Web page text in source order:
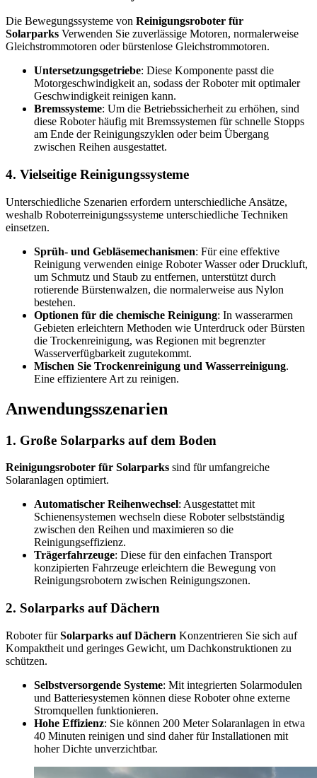
Die Bewegungssysteme von Reinigungsroboter für
Solarparks Verwenden Sie zuverlässige Motoren, normalerweise
Gleichstrommotoren oder bürstenlose Gleichstrommotoren.
Untersetzungsgetriebe: Diese Komponente passt die
Motorgeschwindigkeit an, sodass der Roboter mit optimaler
Geschwindigkeit reinigen kann.
Bremssysteme: Um die Betriebssicherheit zu erhöhen, sind
diese Roboter häufig mit Bremssystemen für schnelle Stopps
am Ende der Reinigungszyklen oder beim Übergang
zwischen Reihen ausgestattet.
4. Vielseitige Reinigungssysteme
Unterschiedliche Szenarien erfordern unterschiedliche Ansätze,
weshalb Roboterreinigungssysteme unterschiedliche Techniken
einsetzen.
Sprüh- und Gebläsemechanismen: Für eine effektive
Reinigung verwenden einige Roboter Wasser oder Druckluft,
um Schmutz und Staub zu entfernen, unterstützt durch
rotierende Bürstenwalzen, die normalerweise aus Nylon
bestehen.
Optionen für die chemische Reinigung: In wasserarmen
Gebieten erleichtern Methoden wie Unterdruck oder Bürsten
die Trockenreinigung, was Regionen mit begrenzter
Wasserverfügbarkeit zugutekommt.
Mischen Sie Trockenreinigung und Wasserreinigung.
Eine effizientere Art zu reinigen.
Anwendungsszenarien
1. Große Solarparks auf dem Boden
Reinigungsroboter für Solarparks sind für umfangreiche
Solaranlagen optimiert.
Automatischer Reihenwechsel: Ausgestattet mit
Schienensystemen wechseln diese Roboter selbstständig
zwischen den Reihen und maximieren so die
Reinigungseffizienz.
Trägerfahrzeuge: Diese für den einfachen Transport
konzipierten Fahrzeuge erleichtern die Bewegung von
Reinigungsrobotern zwischen Reinigungszonen.
2. Solarparks auf Dächern
Roboter fürSolarparks auf Dächern Konzentrieren Sie sich auf
Kompaktheit und geringes Gewicht, um Dachkonstruktionen zu
schützen.
Selbstversorgende Systeme: Mit integrierten Solarmodulen
und Batteriesystemen können diese Roboter ohne externe
Stromquellen funktionieren.
Hohe Effizienz: Sie können 200 Meter Solaranlagen in etwa
40 Minuten reinigen und sind daher für Installationen mit
hoher Dichte unverzichtbar.